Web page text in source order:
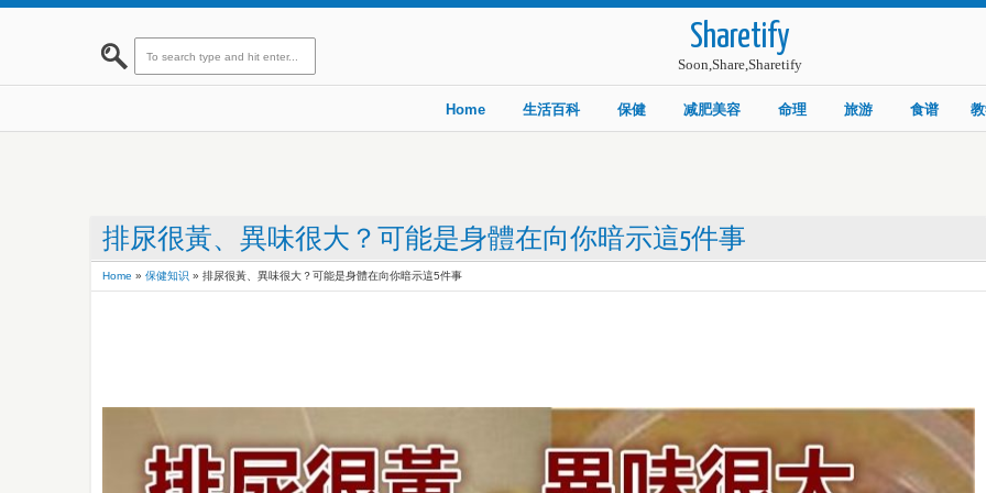
Sharetify
Soon,Share,Sharetify
Home 生活百科 保健 减肥美容 命理 旅游 食谱
排尿很黃、異味很大？可能是身體在向你暗示這5件事
Home » 保健知识 » 排尿很黃、異味很大？可能是身體在向你暗示這5件事